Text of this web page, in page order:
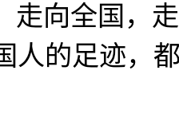
走向全国，
人的足迹，